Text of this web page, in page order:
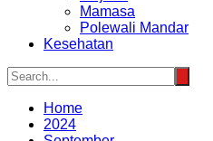
Mamasa
Polewali Mandar
Kesehatan
Home
2024